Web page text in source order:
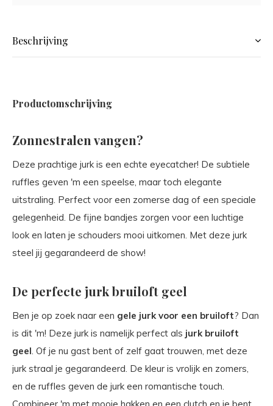
Beschrijving
Productomschrijving
Zonnestralen vangen?
Deze prachtige jurk is een echte eyecatcher! De subtiele
ruffles geven 'm een speelse, maar toch elegante
uitstraling. Perfect voor een zomerse dag of een speciale
gelegenheid. De fijne bandjes zorgen voor een luchtige
look en laten je schouders mooi uitkomen. Met deze jurk
steel jij gegarandeerd de show!
De perfecte jurk bruiloft geel
Ben je op zoek naar een gele jurk voor een bruiloft? Dan
is dit 'm! Deze jurk is namelijk perfect als jurk bruiloft
geel. Of je nu gast bent of zelf gaat trouwen, met deze
jurk straal je gegarandeerd. De kleur is vrolijk en zomers,
en de ruffles geven de jurk een romantische touch.